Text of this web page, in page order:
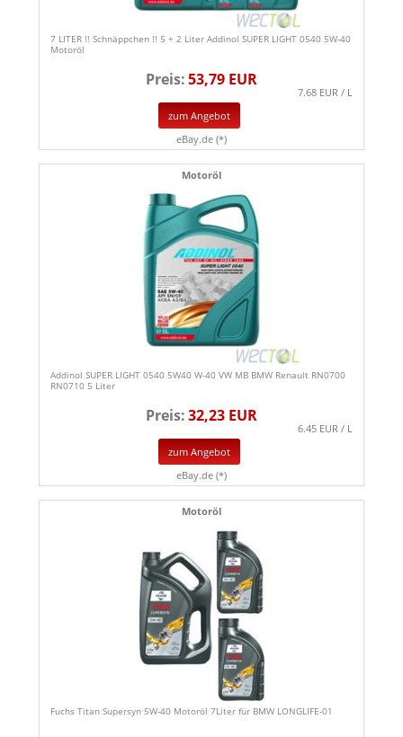
7 LITER !! Schnäppchen !! 5 + 2 Liter Addinol SUPER LIGHT 0540 5W-40
Motoröl
Preis:53,79 EUR
7.68 EUR / L
zum Angebot
eBay.de (*)
Motoröl
Addinol SUPER LIGHT 0540 5W40 W-40 VW MB BMW Renault RN0700
RN0710 5 Liter
Preis:32,23 EUR
6.45 EUR / L
zum Angebot
eBay.de (*)
Motoröl
Fuchs Titan Supersyn 5W-40 Motoröl 7Liter für BMW LONGLIFE-01